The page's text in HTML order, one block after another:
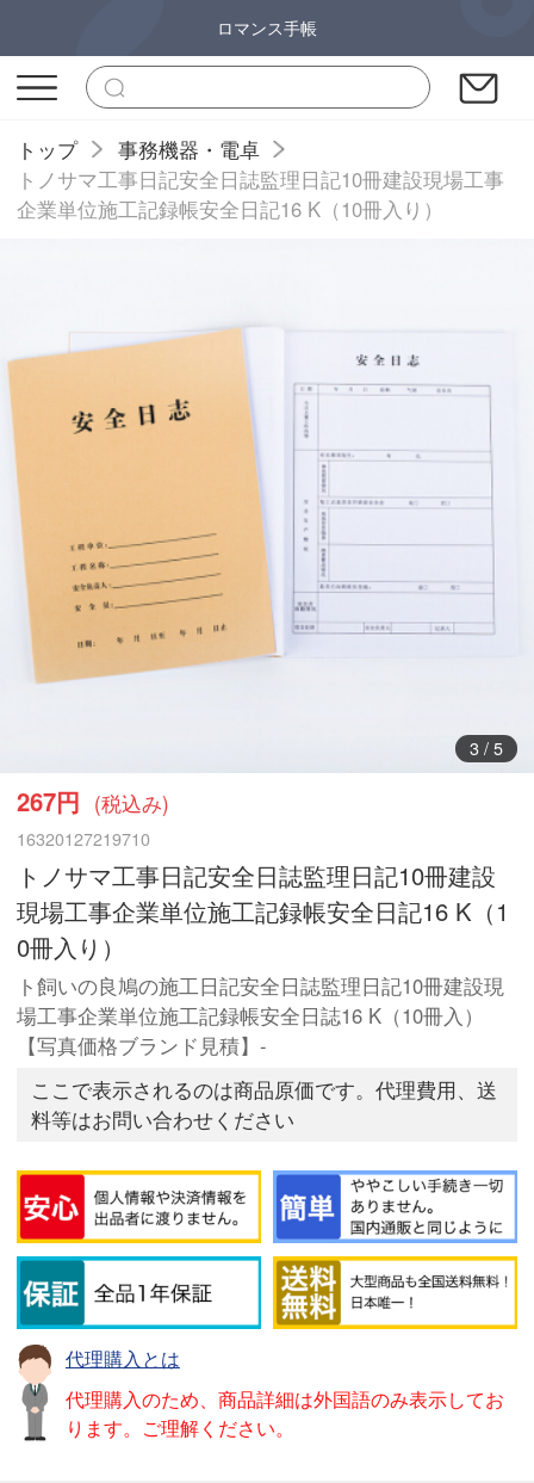
ロマンス手帳
トップ
事務機器・電卓
トノサマ工事日記安全日誌監理日記10冊建設現場工事
企業単位施工記録帳安全日記16 K（10冊入り）
3/ 5
267円 (税込み)
16320127219710
トノサマ工事日記安全日誌監理日記10冊建設
現場工事企業単位施工記録帳安全日記16 K（1
0冊入り）
ト飼いの良鳩の施工日記安全日誌監理日記10冊建設現
場工事企業単位施工記録帳安全日誌16 K（10冊入）
【写真価格ブランド見積】-
ここで表示されるのは商品原価です。代理費用、送
料等はお問い合わせください
代理購入とは
代理購入のため、商品詳細は外国語のみ表示してお
ります。ご理解ください。